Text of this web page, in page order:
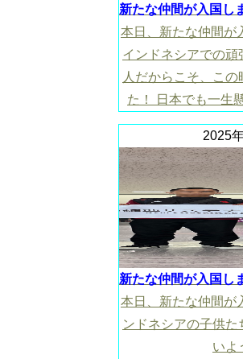
新たな仲間が入国し
本日、新たな仲間が
インドネシアでの頑
人だからこそ、こ
た！ 日本でも一生
2025
新たな仲間が入国し
本日、新たな仲間が
ンドネシアの子供
いよ